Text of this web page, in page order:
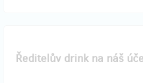
Ředitelův drink na náš